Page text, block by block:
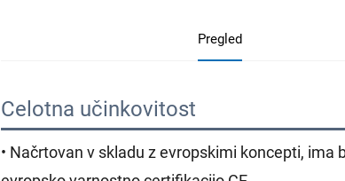
Pregled
Celotna učinkovitost
• Načrtovan v skladu z evropskimi koncepti,